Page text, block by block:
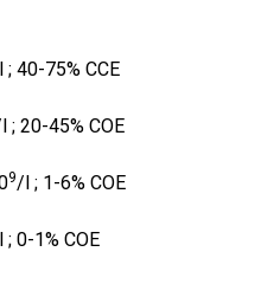
; 40-75% CCE
; 20-45% COE
9/l ; 1-6% COE
; 0-1% COE